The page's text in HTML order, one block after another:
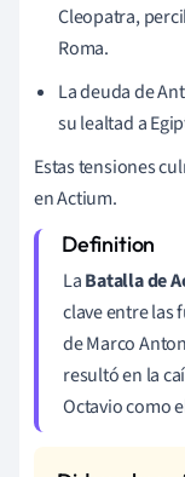
Cleopatra,
Roma.
La deuda de
su lealtad a
Estas tensiones
en Actium.
LaBatalla de
clave entre las
de Marco
resultó en la
Octavio como